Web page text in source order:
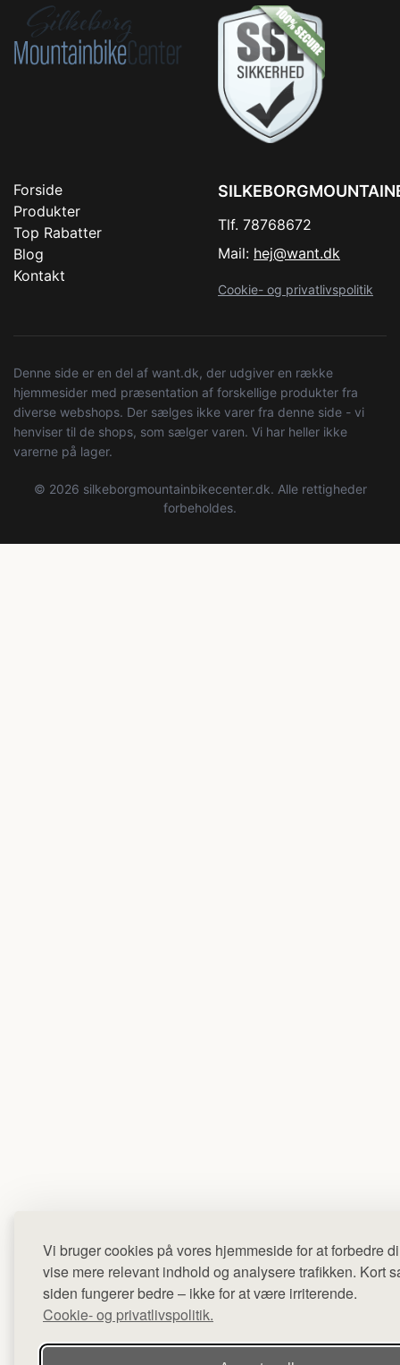
Vi bruger cookies på vores hjemmeside for at forbedre
vise mere relevant indhold og analysere trafikken. Kort
siden fungerer bedre – ikke for at være irriterende.
Cookie- og privatlivspolitik.
Forside
Produkter
Top Rabatter
Blog
Kontakt
Tlf. 78768672
Mail: hej@want.dk
Cookie- og privatlivspolitik
Denne side er en del af want.dk, der udgiver en række
hjemmesider med præsentation af forskellige produkter fra
diverse webshops. Der sælges ikke varer fra denne side - vi
henviser til de shops, som sælger varen. Vi har heller ikke
varerne på lager.
© 2026 silkeborgmountainbikecenter.dk. Alle rettigheder
forbeholdes.